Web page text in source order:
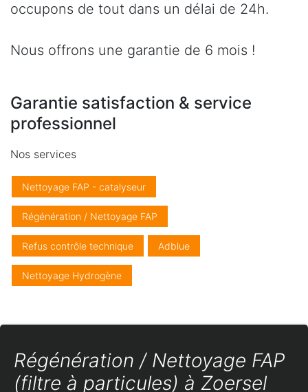
occupons de tout dans un délai de 24h.
Nous offrons une garantie de 6 mois !
Garantie satisfaction & service
professionnel
Nos services
Nettoyage FAP - catalyseur
Régénération / Nettoyage FAP
Refus contrôle technique Adblue
Nettoyage Hydrogène
Régénération / Nettoyage FAP
(filtre à particules) à Zoersel